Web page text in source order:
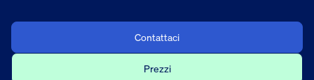
Contattaci
Prezzi